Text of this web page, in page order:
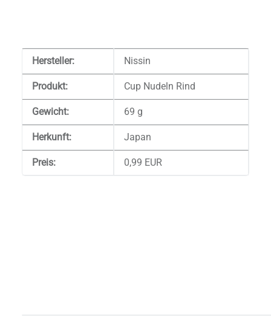
Hersteller: Nissin
Produkt: Cup Nudeln Rind
Gewicht: 69 g
Herkunft: Japan
Preis: 0,99 EUR